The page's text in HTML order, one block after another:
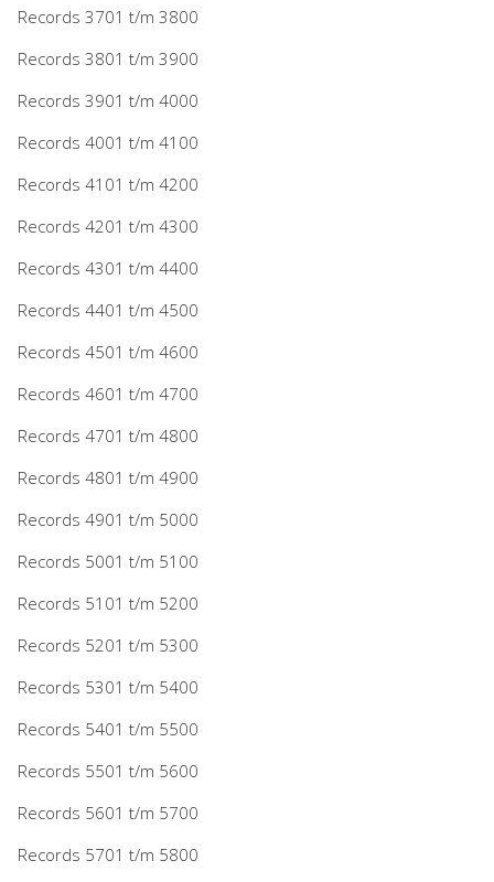
Records 3701 t/m 3800
Records 3801 t/m 3900
Records 3901 t/m 4000
Records 4001 t/m 4100
Records 4101 t/m 4200
Records 4201 t/m 4300
Records 4301 t/m 4400
Records 4401 t/m 4500
Records 4501 t/m 4600
Records 4601 t/m 4700
Records 4701 t/m 4800
Records 4801 t/m 4900
Records 4901 t/m 5000
Records 5001 t/m 5100
Records 5101 t/m 5200
Records 5201 t/m 5300
Records 5301 t/m 5400
Records 5401 t/m 5500
Records 5501 t/m 5600
Records 5601 t/m 5700
Records 5701 t/m 5800